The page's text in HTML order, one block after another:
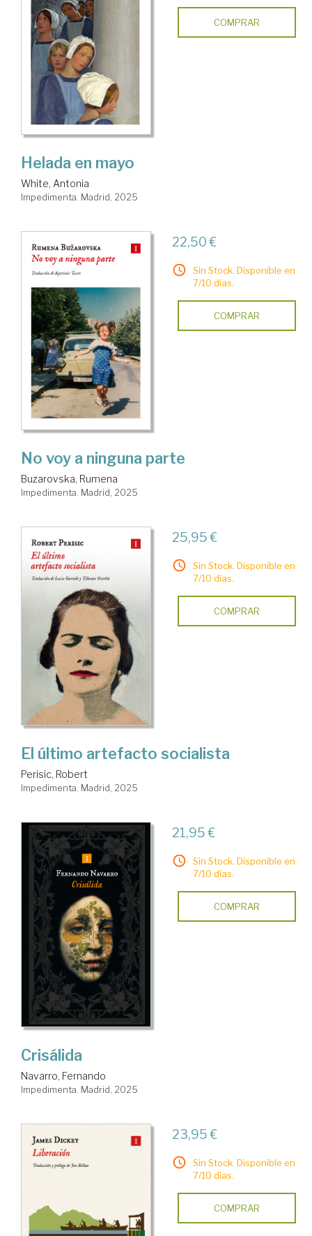
COMPRAR
Helada en mayo
White, Antonia
Impedimenta. Madrid, 2025
22,50 €
Sin Stock. Disponible en
7/10 días.
COMPRAR
No voy a ninguna parte
Buzarovska, Rumena
Impedimenta. Madrid, 2025
25,95 €
Sin Stock. Disponible en
7/10 días.
COMPRAR
El último artefacto socialista
Perisic, Robert
Impedimenta. Madrid, 2025
21,95 €
Sin Stock. Disponible en
7/10 días.
COMPRAR
Crisálida
Navarro, Fernando
Impedimenta. Madrid, 2025
23,95 €
Sin Stock. Disponible en
7/10 días.
COMPRAR